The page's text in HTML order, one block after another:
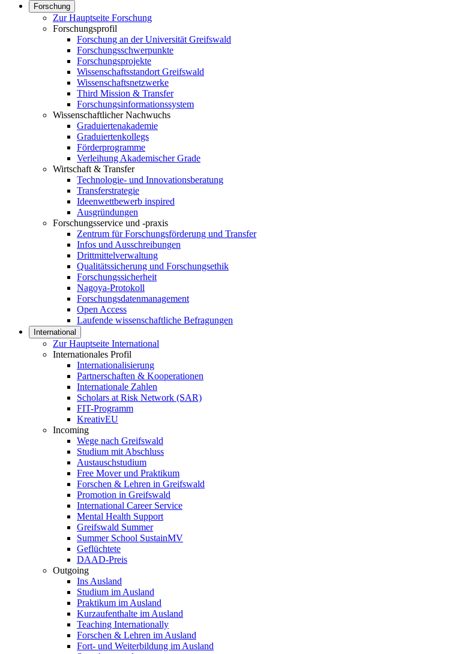
Forschung
Zur Hauptseite Forschung
Forschungsprofil
Forschung an der Universität Greifswald
Forschungsschwerpunkte
Forschungsprojekte
Wissenschaftsstandort Greifswald
Wissenschaftsnetzwerke
Third Mission & Transfer
Forschungsinformationssystem
Wissenschaftlicher Nachwuchs
Graduiertenakademie
Graduiertenkollegs
Förderprogramme
Verleihung Akademischer Grade
Wirtschaft & Transfer
Technologie- und Innovationsberatung
Transferstrategie
Ideenwettbewerb inspired
Ausgründungen
Forschungsservice und -praxis
Zentrum für Forschungsförderung und Transfer
Infos und Ausschreibungen
Drittmittelverwaltung
Qualitätssicherung und Forschungsethik
Forschungssicherheit
Nagoya-Protokoll
Forschungsdatenmanagement
Open Access
Laufende wissenschaftliche Befragungen
International
Zur Hauptseite International
Internationales Profil
Internationalisierung
Partnerschaften & Kooperationen
Internationale Zahlen
Scholars at Risk Network (SAR)
FIT-Programm
KreativEU
Incoming
Wege nach Greifswald
Studium mit Abschluss
Austauschstudium
Free Mover und Praktikum
Forschen & Lehren in Greifswald
Promotion in Greifswald
International Career Service
Mental Health Support
Greifswald Summer
Summer School SustainMV
Geflüchtete
DAAD-Preis
Outgoing
Ins Ausland
Studium im Ausland
Praktikum im Ausland
Kurzaufenthalte im Ausland
Teaching Internationally
Forschen & Lehren im Ausland
Fort- und Weiterbildung im Ausland